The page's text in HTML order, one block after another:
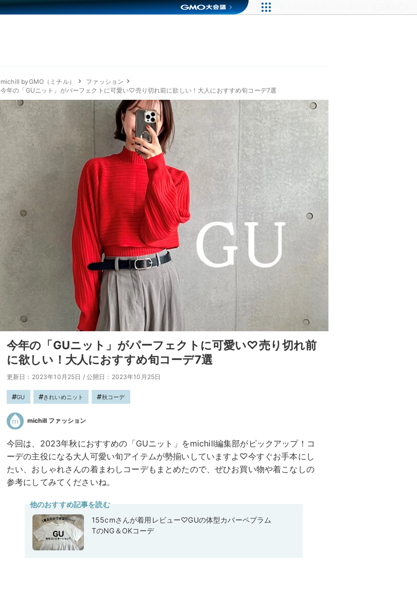
michill byGMO（ミチル）
ファッション
今年の「GUニット」がパーフェクトに可愛い♡売り切れ前に欲しい！大人におすすめ旬コーデ7選
今年の「GUニット」がパーフェクトに可愛い♡売り切れ前
に欲しい！大人におすすめ旬コーデ7選
更新日：2023年10月25日 / 公開日：2023年10月25日
GU きれいめニット 秋コーデ
michill ファッション
今回は、2023年秋におすすめの「GUニット」をmichill編集部がピックアップ！コ
ーデの主役になる大人可愛い旬アイテムが勢揃いしていますよ♡今すぐお手本にし
たい、おしゃれさんの着まわしコーデもまとめたので、ぜひお買い物や着こなしの
参考にしてみてくださいね。
他のおすすめ記事を読む
155cmさんが着用レビュー♡GUの体型カバーペプラム
TのNG＆OKコーデ